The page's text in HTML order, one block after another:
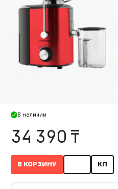
В наличии
34 390 ₸
В КОРЗИНУ КП